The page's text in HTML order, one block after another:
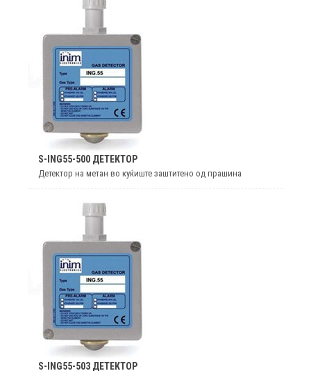
S-ING55-500 ДЕТЕКТОР
Детектор на метан во куќиште заштитено од прашина
S-ING55-503 ДЕТЕКТОР